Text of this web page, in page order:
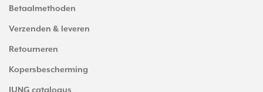
Betaalmethoden
Verzenden & leveren
Retourneren
Kopersbescherming